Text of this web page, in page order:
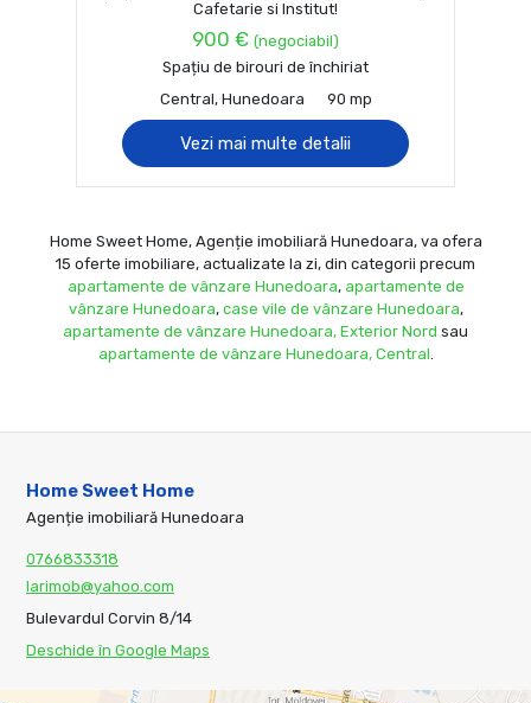
Cafetarie si Institut!
900 € (negociabil)
Spațiu de birouri de închiriat
Central, Hunedoara
90 mp
Vezi mai multe detalii
Home Sweet Home, Agenție imobiliară Hunedoara, va ofera
15 oferte imobiliare, actualizate la zi, din categorii precum
apartamente de vânzare Hunedoara, apartamente de
vânzare Hunedoara, case vile de vânzare Hunedoara,
apartamente de vânzare Hunedoara, Exterior Nord sau
apartamente de vânzare Hunedoara, Central.
Home Sweet Home
Agenție imobiliară Hunedoara
0766833318
larimob@yahoo.com
Bulevardul Corvin 8/14
Deschide în Google Maps